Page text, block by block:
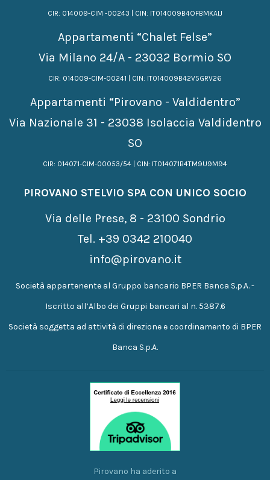
CIR: 014009-CIM -00243 | CIN: IT014009B4OFBMKAIJ
Appartamenti “Chalet Felse”
Via Milano 24/A - 23032 Bormio SO
CIR: 014009-CIM-00241 | CIN: IT014009B42V5GRV26
Appartamenti “Pirovano - Valdidentro”
Via Nazionale 31 - 23038 Isolaccia Valdidentro
SO
CIR: 014071-CIM-00053/54 | CIN: IT014071B4TM9U9M94
PIROVANO STELVIO SPA CON UNICO SOCIO
Via delle Prese, 8 - 23100 Sondrio
Tel. +39 0342 210040
info@pirovano.it
Società appartenente al Gruppo bancario BPER Banca S.p.A. -
Iscritto all’Albo dei Gruppi bancari al n. 5387.6
Società soggetta ad attività di direzione e coordinamento di BPER
Banca S.p.A.
Pirovano ha aderito a